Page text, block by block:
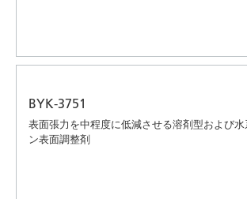
BYK-3751
表面張力を中程度に低減させる溶剤型および水
ン表面調整剤